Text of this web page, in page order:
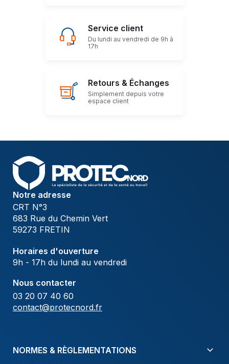
Service client
Du lundi au vendredi de 9h à
17h
Retours & Échanges
Simplement depuis votre
espace client
Notre adresse
CRT N°3
683 Rue du Chemin Vert
59273 FRETIN
Horaires d'ouverture
9h - 17h du lundi au vendredi
Nous contacter
03 20 07 40 60
contact@protecnord.fr
NORMES & RÈGLEMENTATIONS